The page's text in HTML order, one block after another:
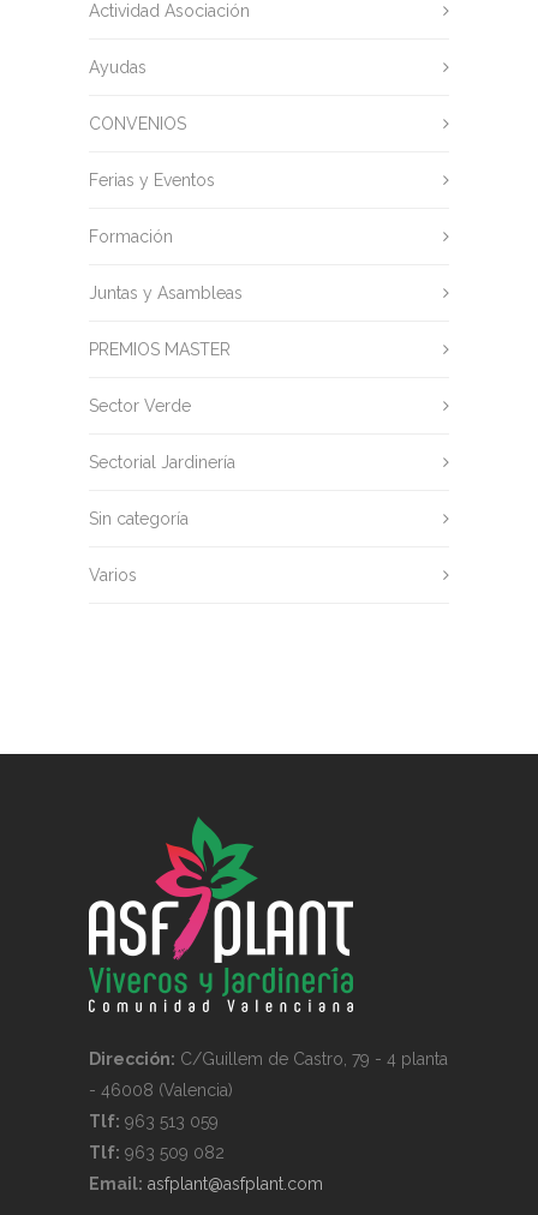
Actividad Asociación
Ayudas
CONVENIOS
Ferias y Eventos
Formación
Juntas y Asambleas
PREMIOS MASTER
Sector Verde
Sectorial Jardinería
Sin categoría
Varios
Dirección: C/Guillem de Castro, 79 - 4 planta
- 46008 (Valencia)
Tlf: 963 513 059
Tlf: 963 509 082
Email: asfplant@asfplant.com